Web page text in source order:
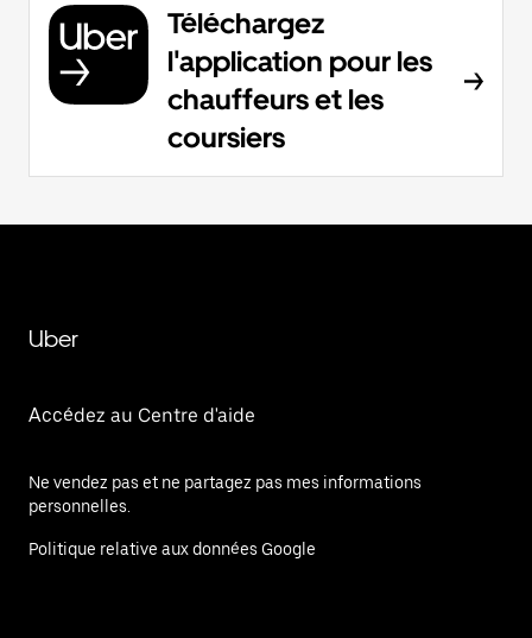
Téléchargez
l'application pour les
chauffeurs et les
coursiers
Uber
Accédez au Centre d'aide
Ne vendez pas et ne partagez pas mes informations
personnelles.
Politique relative aux données Google